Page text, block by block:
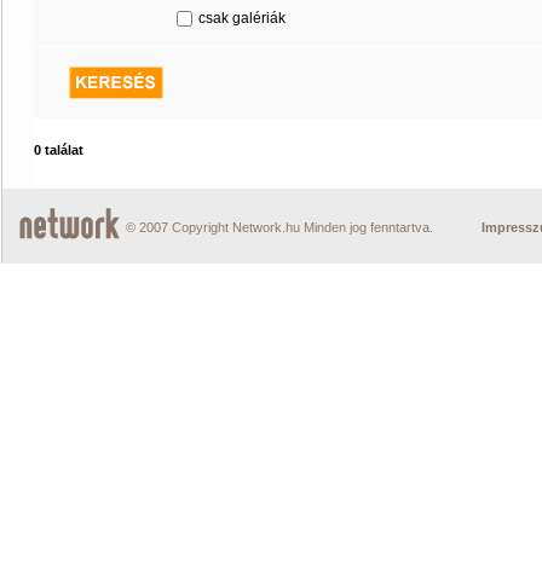
csak galériák
0 találat
© 2007 Copyright Network.hu Minden jog fenntartva.